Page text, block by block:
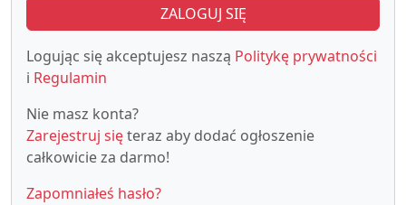
ZALOGUJ SIĘ
Logując się akceptujesz naszą Politykę prywatności
i Regulamin
Nie masz konta?
Zarejestruj sięteraz aby dodać ogłoszenie
całkowicie za darmo!
Zapomniałeś hasło?